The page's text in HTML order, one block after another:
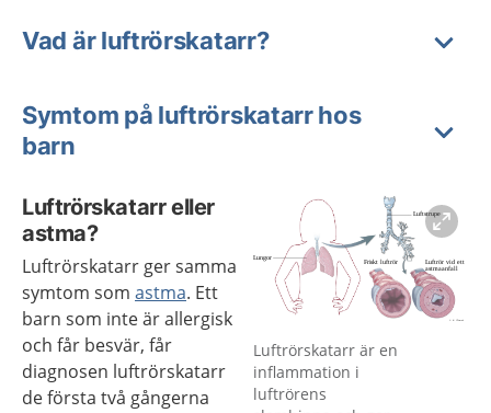
Vad är luftrörskatarr?
Symtom på luftrörskatarr hos
barn
Förstora bilden
Luftrörskatarr är en
inflammation i
luftrörens
Luftrörskatarr eller
astma?
Luftrörskatarr ger samma
symtom som astma. Ett
barn som inte är allergisk
och får besvär, får
diagnosen luftrörskatarr
de första två gångerna